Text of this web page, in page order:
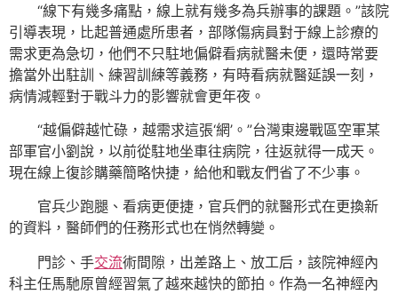
“線下有幾多痛點，線上就有幾多為兵辦事的課題。”該院
引導表現，比起普通處所患者，部隊傷病員對于線上診療的
需求更為急切，他們不只駐地偏僻看病就醫未便，還時常要
擔當外出駐訓、練習訓練等義務，有時看病就醫延誤一刻，
病情減輕對于戰斗力的影響就會更年夜。
“越偏僻越忙碌，越需求這張‘網’。”台灣東邊戰區空軍某
部軍官小劉說，以前從駐地坐車往病院，往返就得一成天。
現在線上復診購藥簡略快捷，給他和戰友們省了不少事。
官兵少跑腿、看病更便捷，官兵們的就醫形式在更換新
的資料，醫師們的任務形式也在悄然轉變。
門診、手交流術間隙，出差路上、放工后，該院神經內
科主任馬馳原曾經習氣了越來越快的節拍。作為一名神經內